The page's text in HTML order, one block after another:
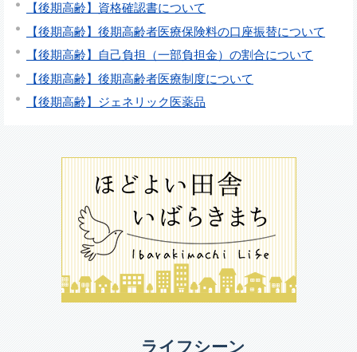
【後期高齢】資格確認書について
【後期高齢】後期高齢者医療保険料の口座振替について
【後期高齢】自己負担（一部負担金）の割合について
【後期高齢】後期高齢者医療制度について
【後期高齢】ジェネリック医薬品
ライフシーン